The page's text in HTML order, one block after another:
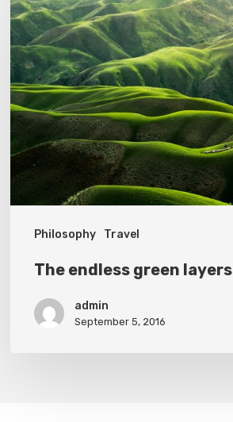
Philosophy Travel
endless
green
layers
The endless green layers
admin
September 5, 2016